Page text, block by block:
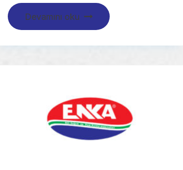
Devamını oku